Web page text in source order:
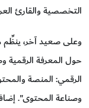
التخصصية والقارئ
وعلى صعيد آخر،
حول المعرفة الرقمية
الرقمي: المنصة
وصناعة المحتوى".